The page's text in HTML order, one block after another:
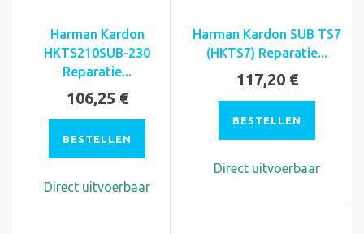
Harman Kardon
HKTS210SUB-230
Reparatie...
106,25 €
BESTELLEN
Direct uitvoerbaar
Harman Kardon SUB TS7
(HKTS7) Reparatie...
117,20 €
BESTELLEN
Direct uitvoerbaar